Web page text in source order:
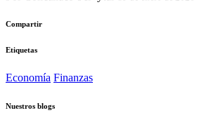
Compartir
Etiquetas
Economía Finanzas
Nuestros blogs